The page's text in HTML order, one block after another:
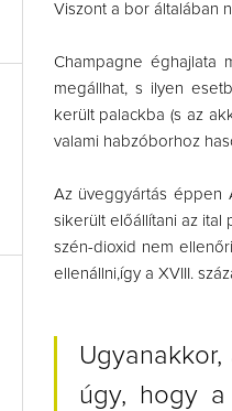
Viszont a bor általában
Champagne éghajlata
megállhat, s ilyen
került palackba (s az
valami habzóborhoz
Az üveggyártás éppen
sikerült előállítani az ital
szén-dioxid nem
ellenállni,így a XVIII.
úgy, hogy